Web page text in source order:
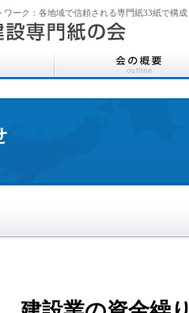
ワーク：各地域で信頼される専門紙33紙で構成